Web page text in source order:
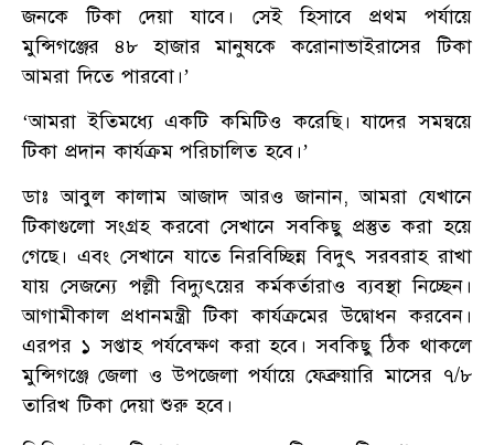
জনকে টিকা দেয়া যাবে। সেই হিসাবে প্রথম পর্যায়ে
মুন্সিগঞ্জের ৪৮ হাজার মানুষকে করোনাভাইরাসের টিকা
আমরা দিতে পারবো।’
‘আমরা ইতিমধ্যে একটি কমিটিও করেছি। যাদের সমন্বয়ে
টিকা প্রদান কার্যক্রম পরিচালিত হবে।’
ডাঃ আবুল কালাম আজাদ আরও জানান, আমরা যেখানে
টিকাগুলো সংগ্রহ করবো সেখানে সবকিছু প্রস্তুত করা হয়ে
গেছে। এবং সেখানে যাতে নিরবিচ্ছিন্ন বিদুৎ সরবরাহ রাখা
যায় সেজন্যে পল্লী বিদ্যুৎয়ের কর্মকর্তারাও ব্যবস্থা নিচ্ছেন।
আগামীকাল প্রধানমন্ত্রী টিকা কার্যক্রমের উদ্বোধন করবেন।
এরপর ১ সপ্তাহ পর্যবেক্ষণ করা হবে। সবকিছু ঠিক থাকলে
মুন্সিগঞ্জে জেলা ও উপজেলা পর্যায়ে ফেব্রুয়ারি মাসের ৭/৮
তারিখ টিকা দেয়া শুরু হবে।